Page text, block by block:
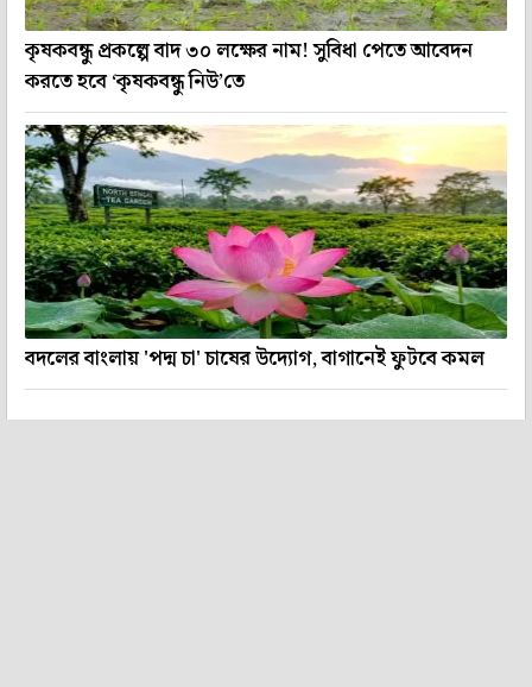
কৃষকবন্ধু প্রকল্পে বাদ ৩০ লক্ষের নাম! সুবিধা পেতে আবেদন
করতে হবে ‘কৃষকবন্ধু নিউ’তে
বদলের বাংলায় 'পদ্ম চা' চাষের উদ্যোগ, বাগানেই ফুটবে কমল